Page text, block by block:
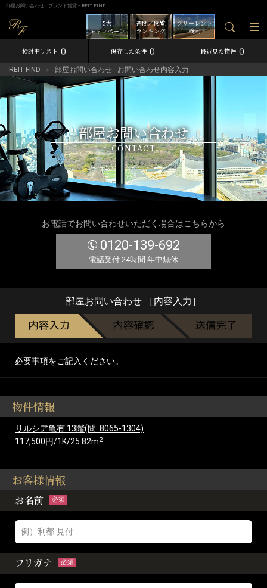
部屋お問い合わせ | ブランド賃貸－REIT FIND
フリーレント
検索
週間／閲覧
ランキング
5大
キャンペーン
検討中リスト 0 保存した条件 0 最近見た物件 0
REIT FIND 部屋お問い合わせ - お問い合わせ内容入力
部屋お問い合わせ
CONTACT
お電話でお問い合わせいただく場合はこちらから
0120-139-692
電話受付 24時間 年中無休
部屋お問い合わせ ［内容入力］
必要事項をご記入ください。
物件情報
リルシア亀有 13階(問: 8065-1304)
117,500円/1K/25.82m2
お客様情報
お名前 必須
フリガナ 必須